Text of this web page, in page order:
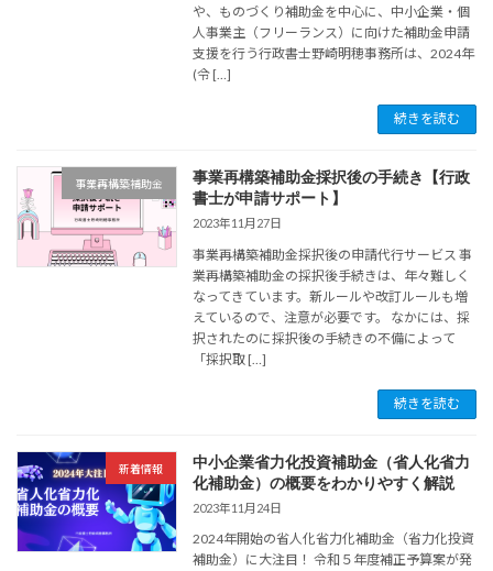
や、ものづくり補助金を中心に、中小企業・個
人事業主（フリーランス）に向けた補助金申請
支援を行う行政書士野崎明穂事務所は、2024年
(令 […]
続きを読む
事業再構築補助金
事業再構築補助金採択後の手続き【行政
書士が申請サポート】
2023年11月27日
事業再構築補助金採択後の申請代行サービス 事
業再構築補助金の採択後手続きは、年々難しく
なってきています。新ルールや改訂ルールも増
えているので、注意が必要です。 なかには、採
択されたのに採択後の手続きの不備によって
「採択取 […]
続きを読む
新着情報
中小企業省力化投資補助金（省人化省力
化補助金）の概要をわかりやすく解説
2023年11月24日
2024年開始の省人化省力化補助金（省力化投資
補助金）に大注目！ 令和５年度補正予算案が発